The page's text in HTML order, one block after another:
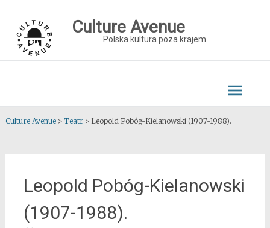
content
Culture Avenue
Polska kultura poza krajem
Culture Avenue> Teatr> Leopold Pobóg-Kielanowski (1907-1988).
Leopold Pobóg-Kielanowski
(1907-1988).